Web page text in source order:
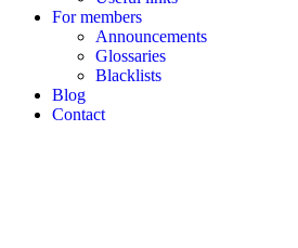
For members
Announcements
Glossaries
Blacklists
Blog
Contact